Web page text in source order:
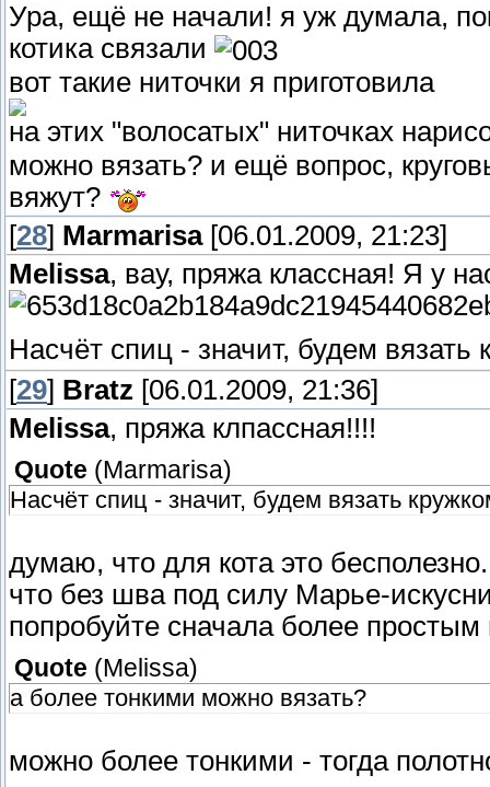
Ура, ещё не начали! я уж думала,
котика связали
вот такие ниточки я приготовила
на этих "волосатых" ниточках
можно вязать? и ещё вопрос,
вяжут?
[28] Marmarisa[06.01.2009, 21:23]
Melissa, вау, пряжа классная! Я у
Насчёт спиц - значит, будем
[29] Bratz [06.01.2009, 21:36]
Melissa, пряжа клпассная!!!!
Quote (Marmarisa)
Насчёт спиц - значит, будем вязать
думаю, что для кота это
что без шва под силу Марье-
попробуйте сначала более простым
Quote (Melissa)
а более тонкими можно вязать?
можно более тонкими - тогда